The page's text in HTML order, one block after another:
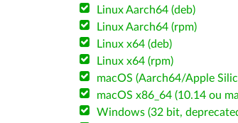
Linux Aarch64 (deb)
Linux Aarch64 (rpm)
Linux x64 (deb)
Linux x64 (rpm)
macOS (Aarch64/Apple
macOS x86_64 (10.14 ou
Windows (32 bit,